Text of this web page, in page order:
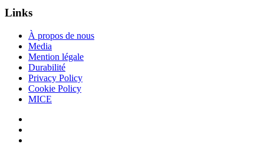
Links
À propos de nous
Media
Mention légale
Durabilité
Privacy Policy
Cookie Policy
MICE